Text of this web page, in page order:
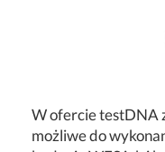
W ofercie testDNA
możliwe do